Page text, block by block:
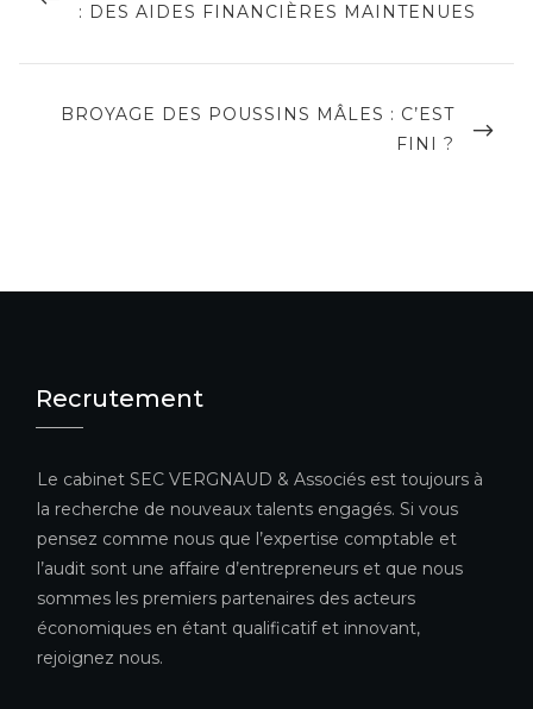
l’article
POST
: DES AIDES FINANCIÈRES MAINTENUES
NEXT
BROYAGE DES POUSSINS MÂLES : C’EST
FINI ?
Recrutement
Le cabinet SEC VERGNAUD & Associés est toujours à
la recherche de nouveaux talents engagés. Si vous
pensez comme nous que l’expertise comptable et
l’audit sont une affaire d’entrepreneurs et que nous
sommes les premiers partenaires des acteurs
économiques en étant qualificatif et innovant,
rejoignez nous.